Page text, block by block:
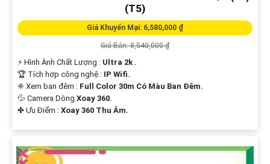
(T5)
Giá Khuyến Mại: 6,580,000 ₫
Giá Bán: 8,540,000 ₫
️⚡ Hình Ành Chất Lượng : Ultra 2k .
🏆 Tích hợp công nghệ : IP Wifi.
❈ Xem ban đêm : Full Color 30m Có Màu Ban Đêm.
💦 Camera Dòng Xoay 360.
️✤ Ưu Điểm : Xoay 360 Thu Âm.